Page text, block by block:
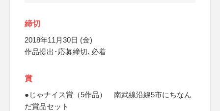
締切
2018年11月30日 (金)
作品提出･応募締切､必着
賞
●じゃナイス賞（5作品） 南武線沿線5市にちなん
だ賞品セット